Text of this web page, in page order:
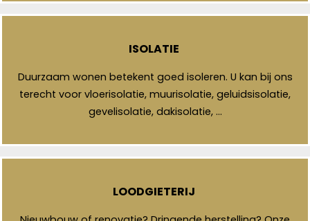
ISOLATIE
Duurzaam wonen betekent goed isoleren. U kan bij ons
terecht voor vloerisolatie, muurisolatie, geluidsisolatie,
gevelisolatie, dakisolatie, …
LOODGIETERIJ